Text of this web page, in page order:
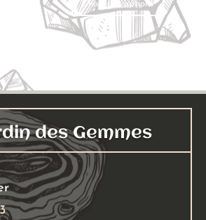
prix :
18,00 €
produit
Les
peuvent
être
choisies
sur
la
page
prix
à
Choix des options
produit
a
choisies
des Gemmes